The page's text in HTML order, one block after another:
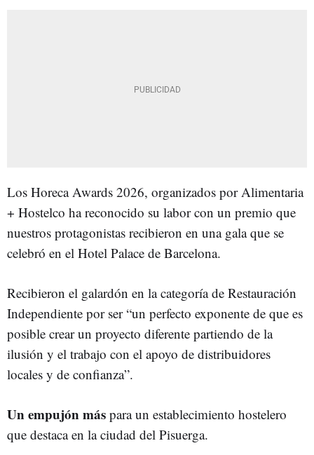
Los Horeca Awards 2026, organizados por Alimentaria
+ Hostelco ha reconocido su labor con un premio que
nuestros protagonistas recibieron en una gala que se
celebró en el Hotel Palace de Barcelona.
Recibieron el galardón en la categoría de Restauración
Independiente por ser “un perfecto exponente de que es
posible crear un proyecto diferente partiendo de la
ilusión y el trabajo con el apoyo de distribuidores
locales y de confianza”.
Un empujón más para un establecimiento hostelero
que destaca en la ciudad del Pisuerga.